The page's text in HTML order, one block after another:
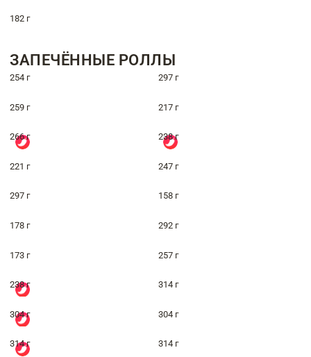
182 г
ЗАПЕЧЁННЫЕ РОЛЛЫ
254 г 297 г
259 г 217 г
266 г 238 г
221 г 247 г
297 г 158 г
178 г 292 г
173 г 257 г
238 г 314 г
304 г 304 г
314 г 314 г